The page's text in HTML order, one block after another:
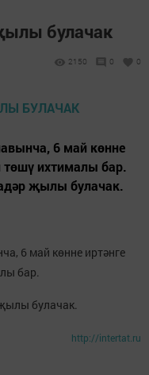
булачак
2150 0 0
6 май көнне
төшү ихтималы бар.
җылы булачак.
6 май көнне иртәнге
бар.
булачак.
http://intertat.ru